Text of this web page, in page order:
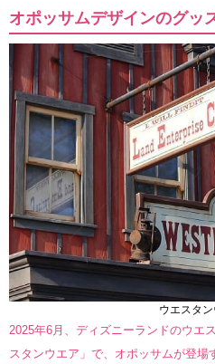
オポッサムデザインのグッ
ウエスタ
2025年6月、ディズニーランドのウエ
スタンウエア」で、オポッサムが登場